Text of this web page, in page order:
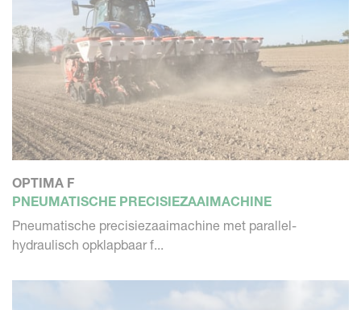
OPTIMA F
PNEUMATISCHE PRECISIEZAAIMACHINE
Pneumatische precisiezaaimachine met parallel-
hydraulisch opklapbaar f...